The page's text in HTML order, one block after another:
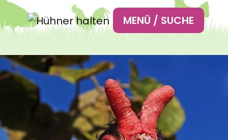
Hauptnavigation
MENÜ / SUCHE